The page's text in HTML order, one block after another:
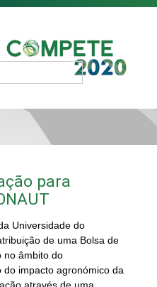
para
Universidade do
de uma Bolsa de
no âmbito do
do impacto agronómico da